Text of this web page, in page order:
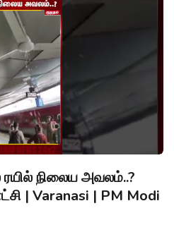
நிலைய அவலம்..?
| Varanasi | PM Modi